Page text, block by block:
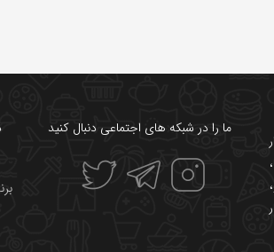
،
،
ما را در شبکه های اجتماعی دنبال کنید